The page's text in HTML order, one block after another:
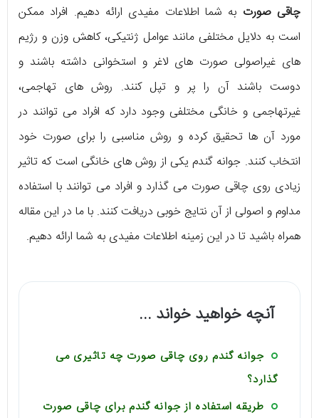
چاقی صورت به شما اطلاعات مفیدی ارائه دهیم. افراد ممکن
است به دلایل مختلفی مانند عوامل ژنتیکی، کاهش وزن و رژیم
های غیراصولی صورت های لاغر و استخوانی داشته باشند و
دوست باشند آن را پر و تپل کنند. روش های تهاجمی،
غیرتهاجمی و خانگی مختلفی وجود دارد که افراد می توانند در
مورد آن ها تحقیق کرده و روش مناسبی را برای صورت خود
انتخاب کنند. جوانه گندم یکی از روش های خانگی است که تاثیر
زیادی روی چاقی صورت می گذارد و افراد می توانند با استفاده
مداوم و اصولی از آن نتایج خوبی دریافت کنند. با ما در این مقاله
همراه باشید تا در این زمینه اطلاعات مفیدی به شما ارائه دهیم.
آنچه خواهید خواند ...
جوانه گندم روی چاقی صورت چه تاثیری می
گذارد؟
طریقه استفاده از جوانه گندم برای چاقی صورت